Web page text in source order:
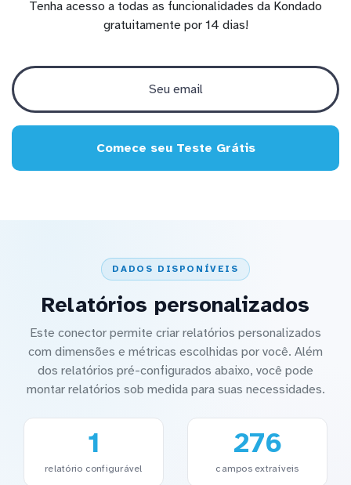
Tenha acesso a todas as funcionalidades da Kondado
gratuitamente por 14 dias!
Comece seu Teste Grátis
DADOS DISPONÍVEIS
Relatórios personalizados
Este conector permite criar relatórios personalizados
com dimensões e métricas escolhidas por você. Além
dos relatórios pré-configurados abaixo, você pode
montar relatórios sob medida para suas necessidades.
1
relatório configurável
276
campos extraíveis